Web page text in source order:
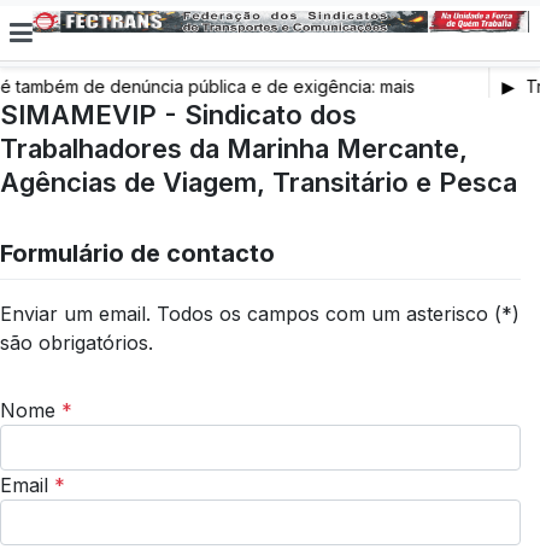
também de denúncia pública e de exigência: mais
saúde, mais condições de trabalho e mais SNS
SIMAMEVIP - Sindicato dos
Trabalhadores da Marinha Mercante,
Agências de Viagem, Transitário e Pesca
Formulário de contacto
Enviar um email. Todos os campos com um asterisco (*)
são obrigatórios.
Nome *
Email *